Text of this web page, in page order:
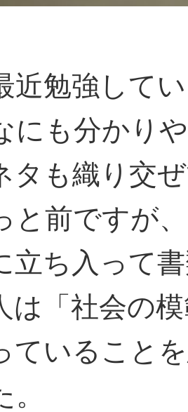
近勉強して
にも分かり
タも織り交
と前ですが
立ち入って
は「社会の
ていること